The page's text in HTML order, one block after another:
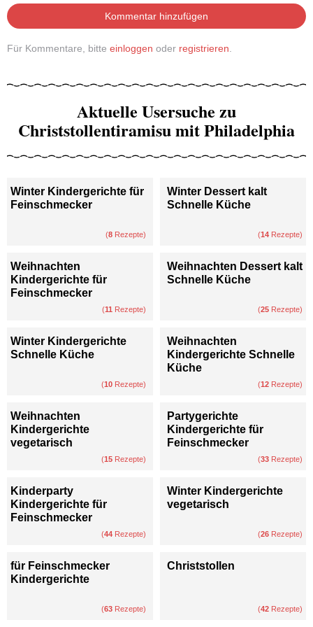
Kommentar hinzufügen
Für Kommentare, bitte einloggen oder registrieren
Aktuelle Usersuche zu
Christstollentiramisu mit Philadelphia
Winter Kindergerichte für
Feinschmecker
(8 Rezepte)
Winter Dessert kalt
Schnelle Küche
(14 Rezepte)
Weihnachten
Kindergerichte für
Feinschmecker
(11 Rezepte)
Weihnachten Dessert kalt
Schnelle Küche
(25 Rezepte)
Winter Kindergerichte
Schnelle Küche
(10 Rezepte)
Weihnachten
Kindergerichte Schnelle
Küche
(12 Rezepte)
Weihnachten
Kindergerichte
vegetarisch
(15 Rezepte)
Partygerichte
Kindergerichte für
Feinschmecker
(33 Rezepte)
Kinderparty
Kindergerichte für
Feinschmecker
(44 Rezepte)
Winter Kindergerichte
vegetarisch
(26 Rezepte)
für Feinschmecker
Kindergerichte
(63 Rezepte)
Christstollen
(42 Rezepte)